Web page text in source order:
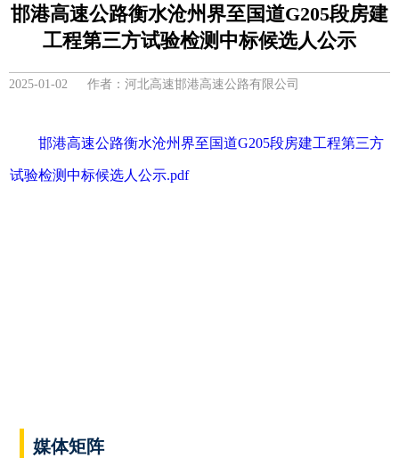
邯港高速公路衡水沧州界至国道G205段房建
工程第三方试验检测中标候选人公示
2025-01-02 作者：河北高速邯港高速公路有限公司
邯港高速公路衡水沧州界至国道G205段房建工程第三方
试验检测中标候选人公示.pdf
媒体矩阵